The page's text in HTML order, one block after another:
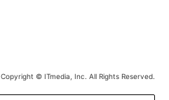
Copyright © ITmedia, Inc. All Rights Reserved.